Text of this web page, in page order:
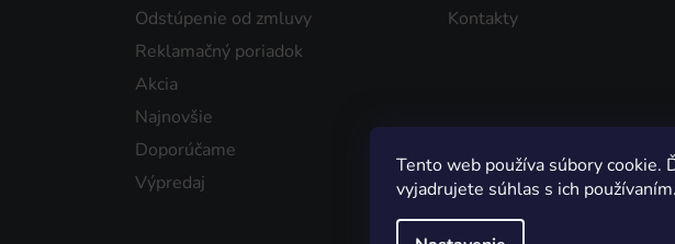
Tento web používa súbory cookie.
vyjadrujete súhlas s ich
Odstúpenie od zmluvy
Reklamačný poriadok
Akcia
Najnovšie
Doporúčame
Výpredaj
Kontakty